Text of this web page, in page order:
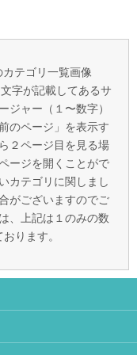
カテゴリ一覧画像
字が記載してあるサ
ジャー（１〜数字）
のページ」を表示す
２ページ目を見る場
ージを開くことがで
カテゴリに関しまし
がございますのでご
、上記は１のみの数
ります。